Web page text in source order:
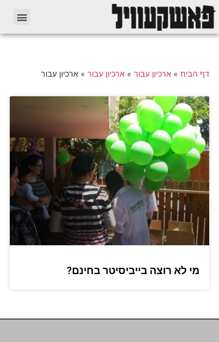
דף הבית » ארכיון עבור » ארכיון עבור » ארכיון עבור
מי לא רוצה בייביסיטר בחינם?